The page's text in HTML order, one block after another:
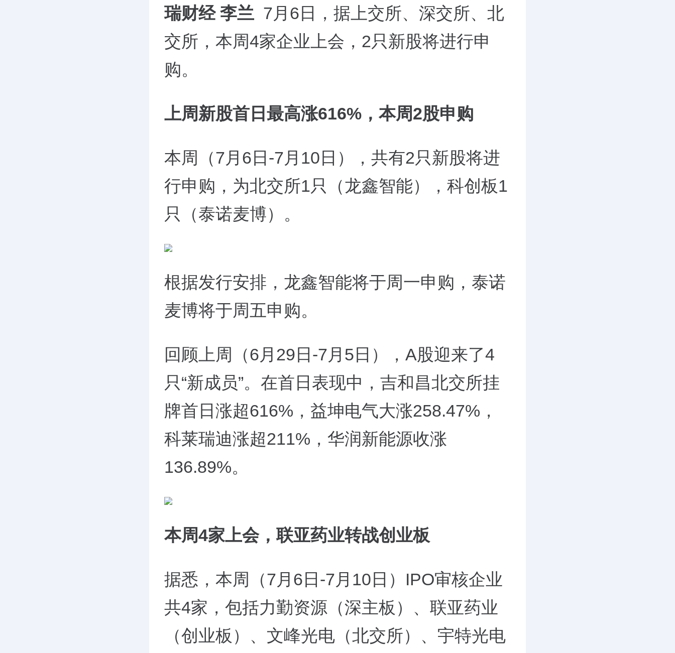
瑞财经 李兰 7月6日，据上交所、深交所、北
交所，本周4家企业上会，2只新股将进行申
购。
上周新股首日最高涨616%，本周2股申购
本周（7月6日-7月10日），共有2只新股将进
行申购，为北交所1只（龙鑫智能），科创板1
只（泰诺麦博）。
根据发行安排，龙鑫智能将于周一申购，泰诺
麦博将于周五申购。
回顾上周（6月29日-7月5日），A股迎来了4
只“新成员”。在首日表现中，吉和昌北交所挂
牌首日涨超616%，益坤电气大涨258.47%，
科莱瑞迪涨超211%，华润新能源收涨
136.89%。
本周4家上会，联亚药业转战创业板
据悉，本周（7月6日-7月10日）IPO审核企业
共4家，包括力勤资源（深主板）、联亚药业
（创业板）、文峰光电（北交所）、宇特光电